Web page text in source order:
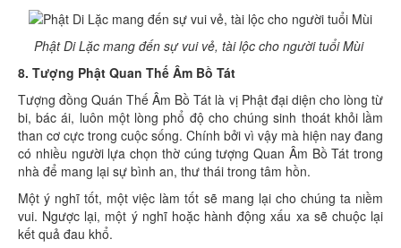
Phật Di Lặc mang đến sự vui vẻ, tài lộc cho người tuổi Mùi
8. Tượng Phật Quan Thế Âm Bồ Tát
Tượng đồng Quán Thế Âm Bồ Tát là vị Phật đại diện cho lòng từ
bi, bác ái, luôn một lòng phổ độ cho chúng sinh thoát khỏi lầm
than cơ cực trong cuộc sống. Chính bởi vì vậy mà hiện nay đang
có nhiều người lựa chọn thờ cúng tượng Quan Âm Bồ Tát trong
nhà để mang lại sự bình an, thư thái trong tâm hồn.
Một ý nghĩ tốt, một việc làm tốt sẽ mang lại cho chúng ta niềm
vui. Ngược lại, một ý nghĩ hoặc hành động xấu xa sẽ chuộc lại
kết quả đau khổ.